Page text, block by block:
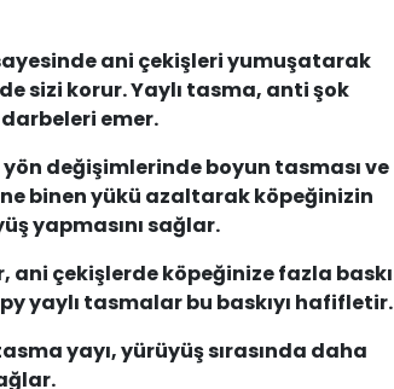
ani çekişleri yumuşatarak
sizi korur. Yaylı tasma, anti şok
emer.
değişimlerinde boyun tasması ve
binen yükü azaltarak köpeğinizin
yapmasını sağlar.
ani çekişlerde köpeğinize fazla baskı
yaylı tasmalar bu baskıyı hafifletir.
yayı, yürüyüş sırasında daha